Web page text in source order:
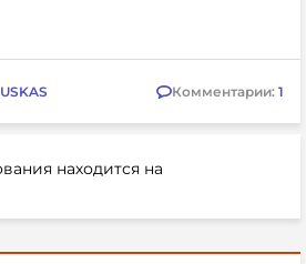
Комментарии: 1
находится на